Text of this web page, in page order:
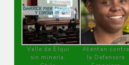
Valle de Elqui
sin minería.
Atentan contra
la Defensora